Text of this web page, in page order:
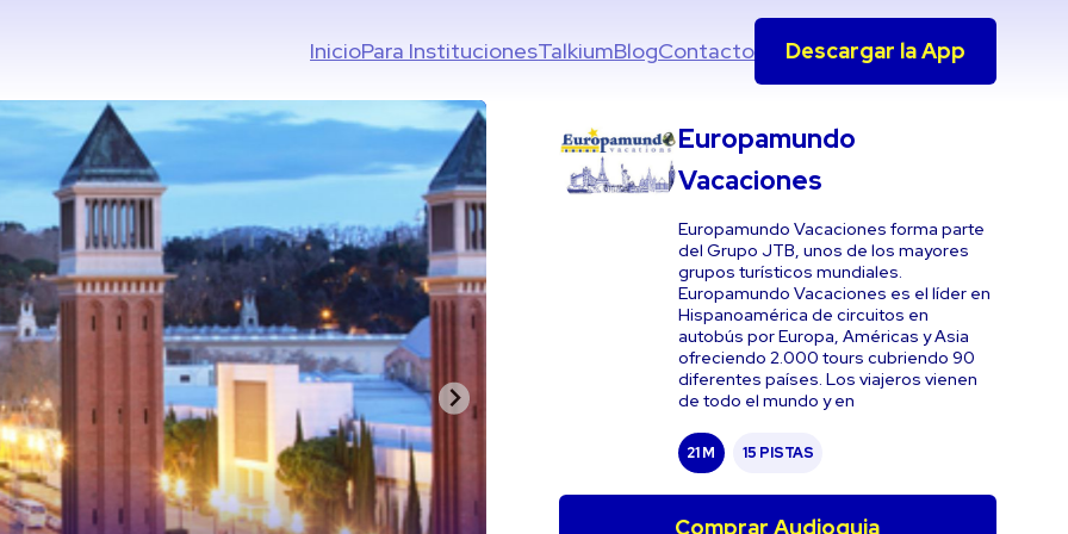
InicioPara InstitucionesTalkiumBlogContacto Descargar la App
Europamundo
Vacaciones
Europamundo Vacaciones forma parte
del Grupo JTB, unos de los mayores
grupos turísticos mundiales.
Europamundo Vacaciones es el líder en
Hispanoamérica de circuitos en
autobús por Europa, Américas y Asia
ofreciendo 2.000 tours cubriendo 90
diferentes países. Los viajeros vienen
de todo el mundo y en
21 M 15 PISTAS
Comprar Audioguia